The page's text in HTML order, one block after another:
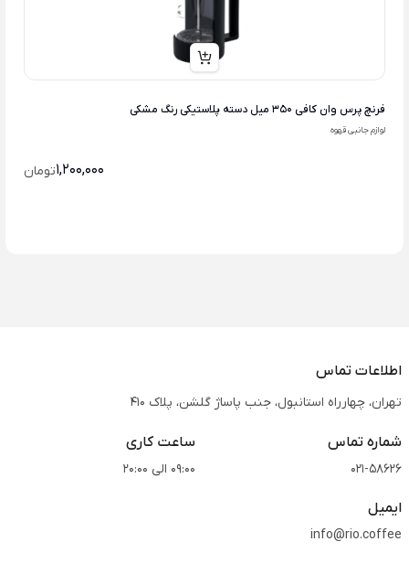
فرنچ پرس وان کافی 350 میل دسته پلاستیکی رنگ مشکی
لوازم جانبی قهوه
1,200,000تومان
اطلاعات تماس
تهران، چهارراه استانبول، جنب پاساژ گلشن، پلاک 410
شماره تماس
021-58626
ساعت کاری
09:00 الی 20:00
ایمیل
info@rio.coffee